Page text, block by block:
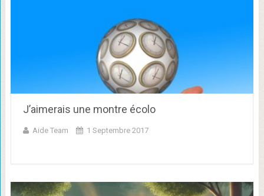
J’aimerais une montre écolo
Aide Team 1 Septembre 2017